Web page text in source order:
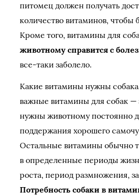
питомец должен получать
количество витаминов, чтобы
Кроме того, витамины для
животному справится с
все-таки заболело.
Какие витамины нужны
важные витамины для собак —
нужны животному постоянно
поддержания хорошего
Остальные витамины обычно
в определенные периоды
роста, период размножения,
Потребность собаки в